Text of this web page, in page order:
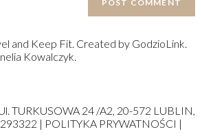
and Keep Fit. Created by GodzioLink.
Kowalczyk.
TURKUSOWA 24 /A2, 20-572 LUBLIN,
| POLITYKA PRYWATNOŚCI |